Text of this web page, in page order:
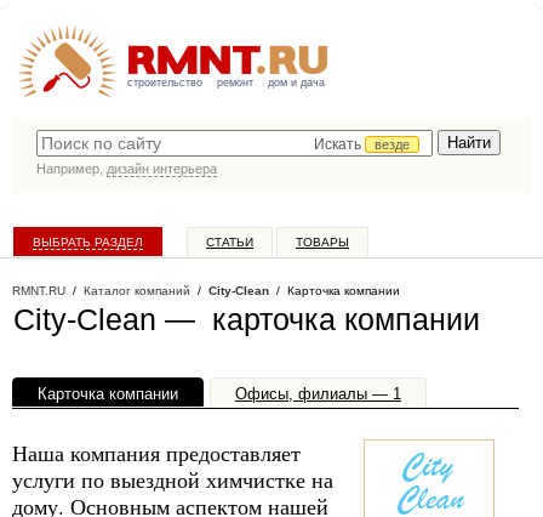
строительство ремонт дом и дача
Искать
везде
Например, дизайн интерьера
ВЫБРАТЬ РАЗДЕЛ СТАТЬИ ТОВАРЫ
RMNT.RU / Каталог компаний / City-Clean / Карточка компании
City-Clean — карточка компании
Карточка компании Офисы, филиалы — 1
Наша компания предоставляет
услуги по выездной химчистке на
дому. Основным аспектом нашей